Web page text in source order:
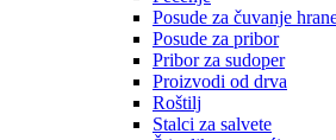
Posude za čuvanje
Posude za pribor
Pribor za sudoper
Proizvodi od drva
Roštilj
Stalci za salvete